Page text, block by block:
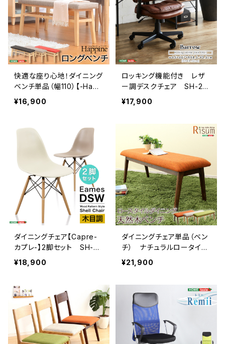
快適な座り心地！ダイニング
ベンチ単品（幅110）【-Happ
ine-ハピネ】 SH-01HAPP
¥16,900
ロッキング機能付き レザ
ー調デスクチェア SH-23-
RLC
¥17,900
ダイニングチェア【Capre-
カプレ-】2脚セット SH-01
CAP-CH
¥18,900
ダイニングチェア単品（ベン
チ） ナチュラルロータイ
プ 木製アッシュ材｜Risu
m-リスム- SH-01RIS-B
¥21,900